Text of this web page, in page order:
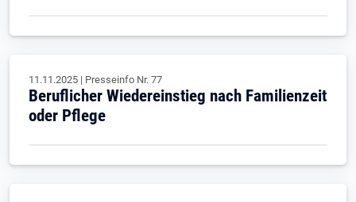
11.11.2025 | Presseinfo Nr. 77
Beruflicher Wiedereinstieg nach Familienzeit
oder Pflege